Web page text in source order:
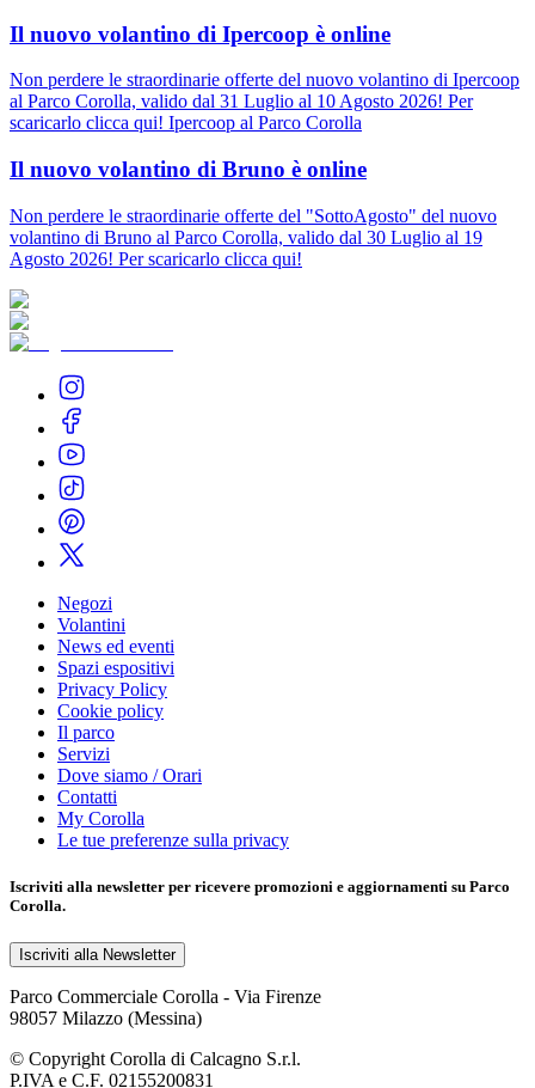
Il nuovo volantino di Ipercoop è online
Non perdere le straordinarie offerte del nuovo volantino di Ipercoop
al Parco Corolla, valido dal 31 Luglio al 10 Agosto 2026! Per
scaricarlo clicca qui! Ipercoop al Parco Corolla
Il nuovo volantino di Bruno è online
Non perdere le straordinarie offerte del "SottoAgosto" del nuovo
volantino di Bruno al Parco Corolla, valido dal 30 Luglio al 19
Agosto 2026! Per scaricarlo clicca qui!
Negozi
Volantini
News ed eventi
Spazi espositivi
Privacy Policy
Cookie policy
Il parco
Servizi
Dove siamo / Orari
Contatti
My Corolla
Le tue preferenze sulla privacy
Iscriviti alla newsletter per ricevere promozioni e aggiornamenti su Parco
Corolla.
Iscriviti alla Newsletter
Parco Commerciale Corolla - Via Firenze
98057 Milazzo (Messina)
© Copyright Corolla di Calcagno S.r.l.
P.IVA e C.F. 02155200831